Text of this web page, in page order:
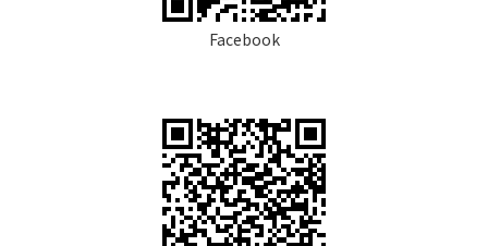
Facebook